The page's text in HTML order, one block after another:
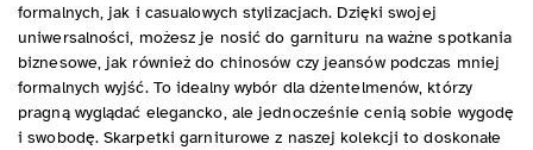
formalnych, jak i casualowych stylizacjach. Dzięki swojej
uniwersalności, możesz je nosić do garnituru na ważne spotkania
biznesowe, jak również do chinosów czy jeansów podczas mniej
formalnych wyjść. To idealny wybór dla dżentelmenów, którzy
pragną wyglądać elegancko, ale jednocześnie cenią sobie wygodę
i swobodę. Skarpetki garniturowe z naszej kolekcji to doskonałe